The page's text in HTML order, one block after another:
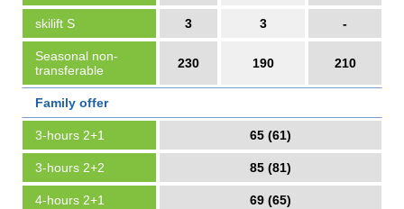
skilift S 3 3 -
Seasonal non-
transferable
230 190 210
Family offer
3-hours 2+1 65 (61)
3-hours 2+2 85 (81)
4-hours 2+1 69 (65)